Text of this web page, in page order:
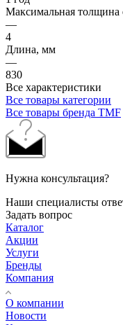
Максимальная толщина
—
4
Длина, мм
—
830
Все характеристики
Все товары категории
Все товары бренда TMF
Нужна консультация?
Наши специалисты
Задать вопрос
Каталог
Акции
Услуги
Бренды
Компания
О компании
Новости